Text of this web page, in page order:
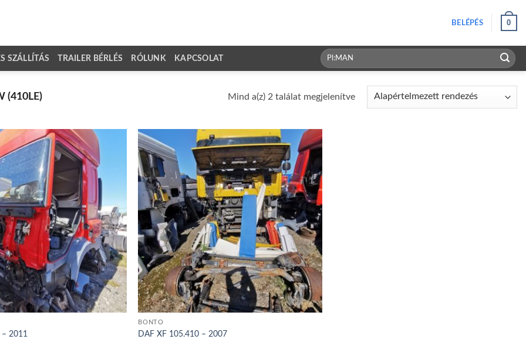
BELÉPÉS 0
SZÁLLÍTÁS TRAILER BÉRLÉS RÓLUNK KAPCSOLAT
Keresés
a
(410LE) Mind a(z) 2 találat megjelenítve
2011
BONTÓ
DAF XF 105.410 – 2007